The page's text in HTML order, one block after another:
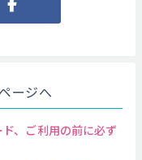
ージへ
、ご利用の前に必ず